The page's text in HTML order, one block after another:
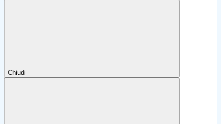
Chiudi